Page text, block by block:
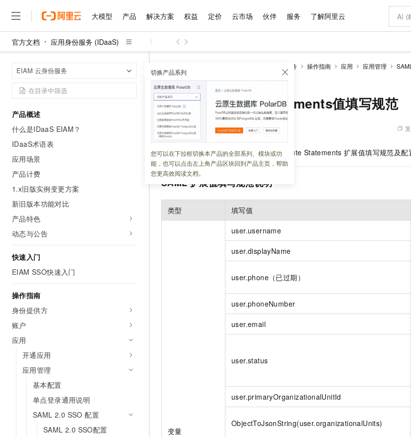
大模型 产品 解决方案 权益 定价 云市场 伙伴 服务 了解阿里云
官方文档 应用身份服务 (IDaaS)
EIAM 云身份服务 切换产品系列
您可以在下拉框切换本产品的全部系列、模块或功
能，也可以点击左上角产品区块回到产品主页，帮助
您更高效阅读文档。
产品概述
什么是IDaaS EIAM？
IDaaS术语表
应用场景
产品计费
1.x旧版实例变更方案
新旧版本功能对比
产品特色
动态与公告
快速入门
EIAM SSO快速入门
操作指南
身份提供方
账户
应用
开通应用
应用管理
基本配置
单点登录通用说明
SAML 2.0 SSO 配置
SAML 2.0 SSO配置
EIAM 云身份服务 操作指南 应用 应用管理
SAML Attribute Statements值填写规范
SAML Attribute Statements值填写规范
更新时间：2026-06-03 08:49:52
本文介绍 SAML 标准协议的 SAML Attribute Statements 扩展值填写规范及配
SAML 扩展值填写规范说明
类型 填写值
变量
user.username
user.displayName
user.phone（已过期）
user.phoneNumber
user.email
user.status
user.primaryOrganizationalUnitId
ObjectToJsonString(user.organizationalUnits)
大模型
大模型
文本生成
Qwen3.8-Max HOT
智能体时代全能旗舰模型
Qwen3.7-Plus
Qwen3-VL-Plus
Kimi-K3 NEW
Kimi 最新旗舰模型，长程编程与推理利器
在线体验全尺寸、多种模态的模型效果
新一代 AI 视频生成模型，深度适配广告营销等场景
快速部署 Dify，高效搭建 AI 应用 10分钟微调：让0.6B模型媲美235B模型
产品
精选产品
人工智能与机器学习
容器
存储
网络与CDN
安全
中间件
数据库
大数据计算
媒体服务
企业服务与云通信
域名与网站
终端用户计算
Serverless
开发工具
精选产品
大模型服务平台百炼
大模型服务与应用平台
千问大模型
多元化、高性能、安全可靠的大模型服务
无影云电脑
随时随地安全接入的云上超级电脑
云解析DNS
云原生大数据计算服务 MaxCompute
面向分析的企业级SaaS模式云数据仓库
域名与网站
对象存储 OSS
一站式AI开发、训练和推理服务
Qoder CN
容器服务 Kubernetes 版 ACK
解决方案
精选解决方案
AI
大数据
现代化应用
网络
可观测
上云与迁云
企业出海
政企业务
精选解决方案
千问办公，解锁你的工作新方式
企业级Agent产品，直接交付可用成果
Agency Agents：拥有专属领域专家
多领域专家智能体,一键组建 AI 虚拟交付团队
HappyHorse 打造一站式影视创作平台
快速拥有专属 OpenClaw
睿译宝，AI翻译排版一步到位
GLM-5.2：长任务时代开源旗舰模型
自主进化，持久记忆，越用越聪明
Claude Code + GStack 打造工程团队
权益 普惠上云
普惠上云 官方力荐
云服务器38元/年起，超值低价云产品抢先购
官方推荐返现计划
推荐新用户得奖励，单订单最高返9万
云工开物
高校专属算力普惠，学生认证享300元代金券
免费试用
解决方案免费试用 新老同享
最高领取价值200元试用点，立即开启云上创新
1亿+ 大模型 tokens 和 30+ 款产品免费体验
助力企业全员 AI 认知与能力提升
AI 特惠
智启 AI 普惠权益
阿里云 OPC 创新助力计划
至高百万元 Token 补贴，加速一人公司成长
Qwen3.8-Max 首发尝鲜，限时加量 10 倍，夜间
千问办公，限时限量积分加倍
万小智 AI 建站低至 15元/月
Night Plan 支持 Qwen 3.8-Max
夜间 5 折，Qwen/Meoo/TokenPlan 客户专享
定价 产品定价
了解云产品的定价详情
云上成本管理
管理和优化成本
价格计算器
自助选配和估算价格
价格优势
推动算力普惠，释放技术红利
云市场 精选商城
网站建设
多端小程序
Salesforce 国际版订阅
友盟天域
观测云
Tuya 物联网平台阿里云版
蓝凌 OA
电子合同
畅捷通
AI空中课堂在线直播课堂（旗舰版）
数据与 API
数据集
身份实名认证
短信
OCR 文字识别
发票查验
快递物流查询
企业应用
ERP
财税管理
伙伴 成为销售伙伴
分销伙伴
咨询伙伴
销售伙伴合作计划
Salesforce On Alibaba Cloud
Consulting Partner 合作计划
AI 大模型销售与服务生态合作计划
成为产品伙伴
产品生态集成认证中心
产品生态伙伴工作台
服务 售前咨询
在线服务
售后服务
自助服务
工单服务
短信专区
企业增值服务
企业支持计划
企业增值服务台
服务实践
了解阿里云 为什么选择阿里云
什么是云计算
技术领先
稳定可靠
安全合规
分析师报告
研究报告与白皮书
AI 算法大赛
最佳实践
云上春晚
云栖战略参考
云上的中国
看见新力量
金融模力时刻